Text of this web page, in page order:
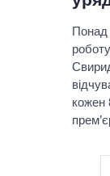
Понад
кожен